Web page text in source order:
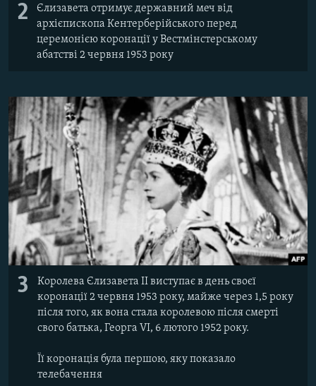
2
Єлизавета отримує державний меч від
архієпископа Кентерберійського перед
церемонією коронації у Вестмінстерському
абатстві 2 червня 1953 року
3
Королева Єлизавета II виступає в день своєї
коронації 2 червня 1953 року, майже через 1,5 року
після того, як вона стала королевою після смерті
свого батька, Георга VI, 6 лютого 1952 року.
Її коронація була першою, яку показало
телебачення